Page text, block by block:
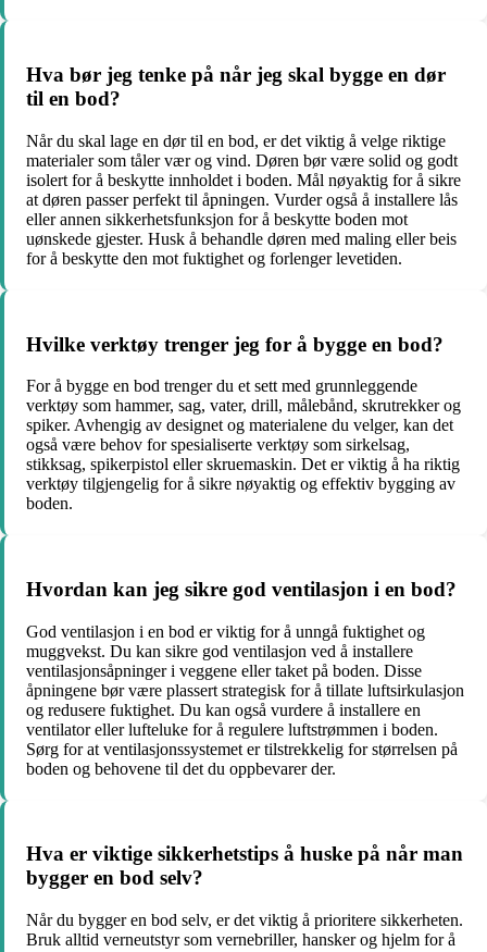
Hva bør jeg tenke på når jeg skal bygge en dør
til en bod?
Når du skal lage en dør til en bod, er det viktig å velge riktige
materialer som tåler vær og vind. Døren bør være solid og godt
isolert for å beskytte innholdet i boden. Mål nøyaktig for å sikre
at døren passer perfekt til åpningen. Vurder også å installere lås
eller annen sikkerhetsfunksjon for å beskytte boden mot
uønskede gjester. Husk å behandle døren med maling eller beis
for å beskytte den mot fuktighet og forlenger levetiden.
Hvilke verktøy trenger jeg for å bygge en bod?
For å bygge en bod trenger du et sett med grunnleggende
verktøy som hammer, sag, vater, drill, målebånd, skrutrekker og
spiker. Avhengig av designet og materialene du velger, kan det
også være behov for spesialiserte verktøy som sirkelsag,
stikksag, spikerpistol eller skruemaskin. Det er viktig å ha riktig
verktøy tilgjengelig for å sikre nøyaktig og effektiv bygging av
boden.
Hvordan kan jeg sikre god ventilasjon i en bod?
God ventilasjon i en bod er viktig for å unngå fuktighet og
muggvekst. Du kan sikre god ventilasjon ved å installere
ventilasjonsåpninger i veggene eller taket på boden. Disse
åpningene bør være plassert strategisk for å tillate luftsirkulasjon
og redusere fuktighet. Du kan også vurdere å installere en
ventilator eller lufteluke for å regulere luftstrømmen i boden.
Sørg for at ventilasjonssystemet er tilstrekkelig for størrelsen på
boden og behovene til det du oppbevarer der.
Hva er viktige sikkerhetstips å huske på når man
bygger en bod selv?
Når du bygger en bod selv, er det viktig å prioritere sikkerheten.
Bruk alltid verneutstyr som vernebriller, hansker og hjelm for å